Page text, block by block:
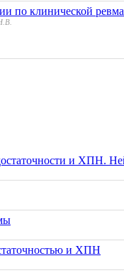
по клинической
и ХПН.
и ХПН